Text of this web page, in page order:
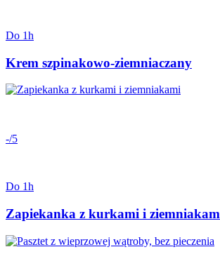
Do 1h
Krem szpinakowo-ziemniaczany
-/5
Do 1h
Zapiekanka z kurkami i